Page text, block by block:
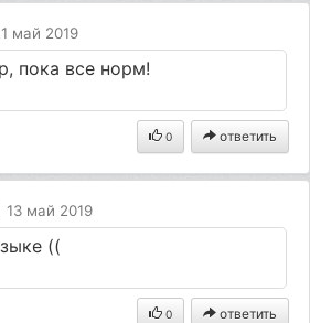
май 2019
пока все норм!
0 ответить
13 май 2019
((
0 ответить